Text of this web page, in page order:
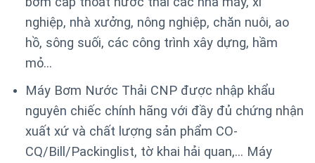
nghiệp, nhà xưởng, nông nghiệp, chăn nuôi, ao
hồ, sông suối, các công trình xây dựng, hầm
mỏ…
Máy Bơm Nước Thải CNP được nhập khẩu
nguyên chiếc chính hãng với đầy đủ chứng nhận
xuất xứ và chất lượng sản phẩm CO-
CQ/Bill/Packinglist, tờ khai hải quan,… Máy